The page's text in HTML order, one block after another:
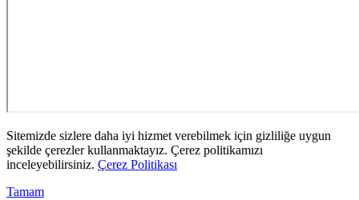
Sitemizde sizlere daha iyi hizmet verebilmek için gizliliğe uygun
şekilde çerezler kullanmaktayız. Çerez politikamızı
inceleyebilirsiniz. Çerez Politikası
Tamam